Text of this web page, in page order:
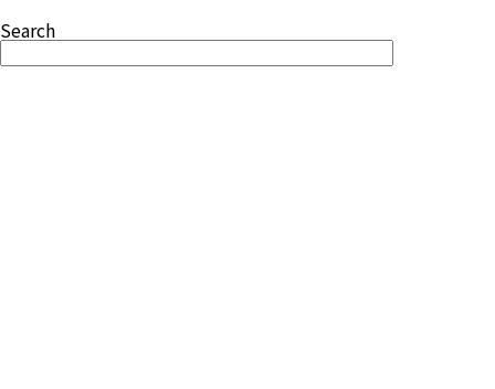
Search